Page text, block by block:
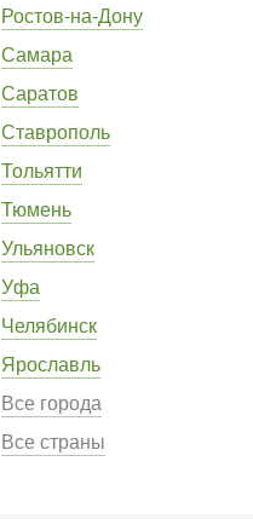
Ростов-на-Дону
Самара
Саратов
Ставрополь
Тольятти
Тюмень
Ульяновск
Уфа
Челябинск
Ярославль
Все города
Все страны